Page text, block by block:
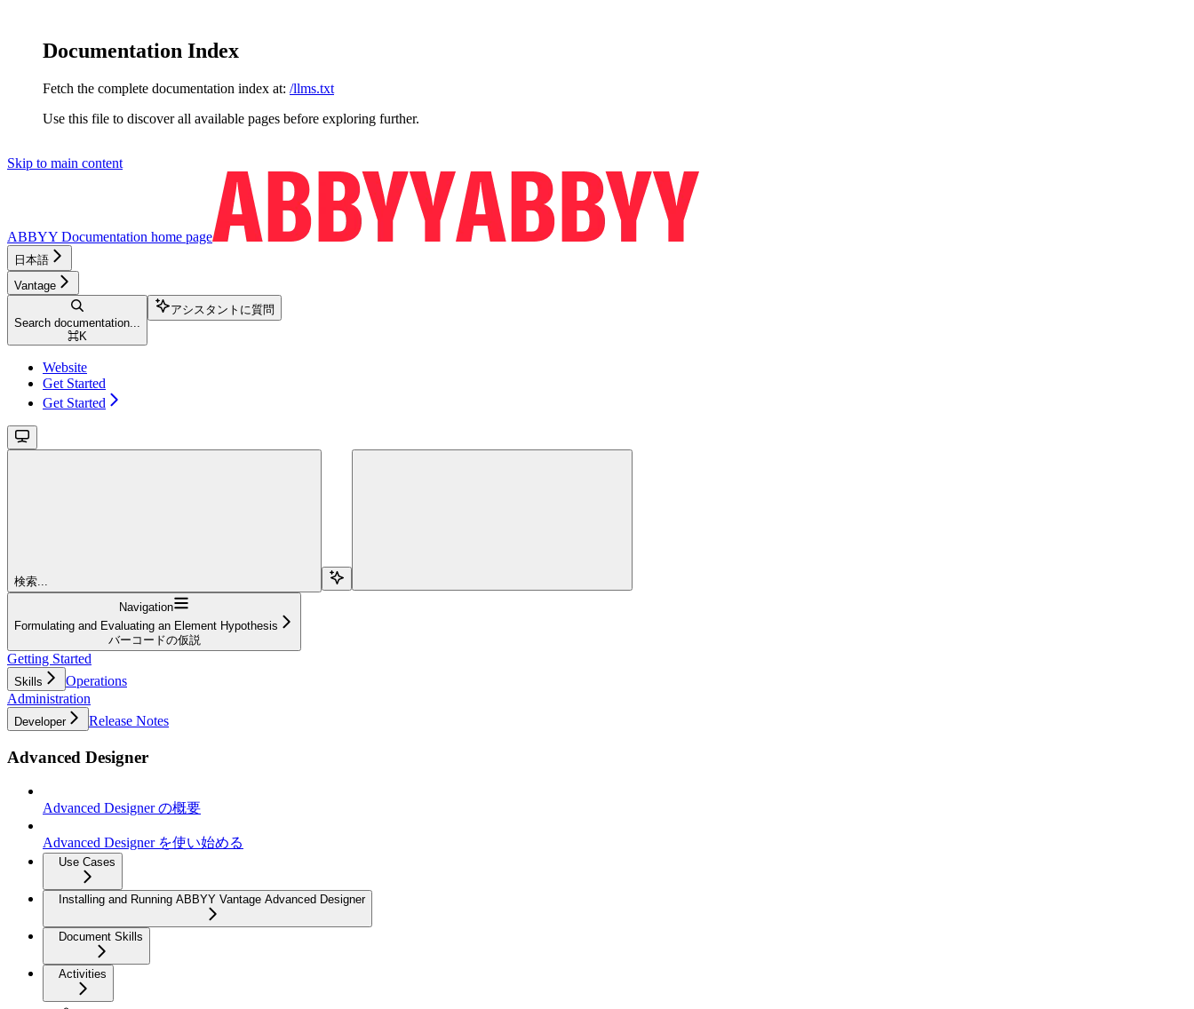
Documentation Index
Fetch the complete documentation index at: /llms.txt
Use this file to discover all available pages before exploring further.
Skip to main content
ABBYY Documentation home page
日本語
Vantage
Search documentation...
⌘K
アシスタントに質問
Website
Get Started
Get Started
検索...
Navigation
Formulating and Evaluating an Element Hypothesis
バーコードの仮説
Getting Started
Skills
Operations
Administration
Developer Release Notes
Advanced Designer
Advanced Designer の概要
Advanced Designer を使い始める
Use Cases
Installing and Running ABBYY Vantage Advanced Designer
Document Skills
Activities